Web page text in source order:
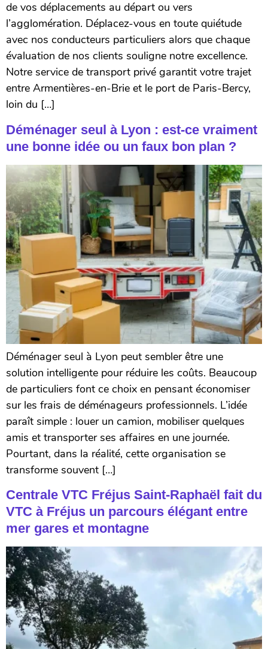
de vos déplacements au départ ou vers
l’agglomération. Déplacez-vous en toute quiétude
avec nos conducteurs particuliers alors que chaque
évaluation de nos clients souligne notre excellence.
Notre service de transport privé garantit votre trajet
entre Armentières-en-Brie et le port de Paris-Bercy,
loin du […]
Déménager seul à Lyon : est-ce vraiment
une bonne idée ou un faux bon plan ?
Déménager seul à Lyon peut sembler être une
solution intelligente pour réduire les coûts. Beaucoup
de particuliers font ce choix en pensant économiser
sur les frais de déménageurs professionnels. L’idée
paraît simple : louer un camion, mobiliser quelques
amis et transporter ses affaires en une journée.
Pourtant, dans la réalité, cette organisation se
transforme souvent […]
Centrale VTC Fréjus Saint-Raphaël fait du
VTC à Fréjus un parcours élégant entre
mer gares et montagne